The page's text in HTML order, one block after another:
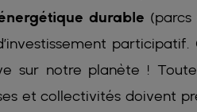
durable (parcs
sur notre planète !
et collectivités doivent